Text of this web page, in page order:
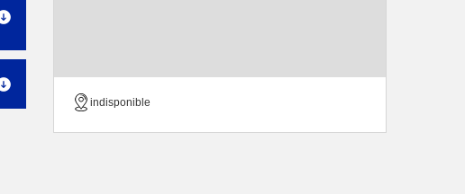
indisponible